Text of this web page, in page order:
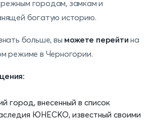
городам, замкам и
богатую историю.
больше, вы можете перейтина
режиме в Черногории.
город, внесенный в список
ЮНЕСКО, известный своими